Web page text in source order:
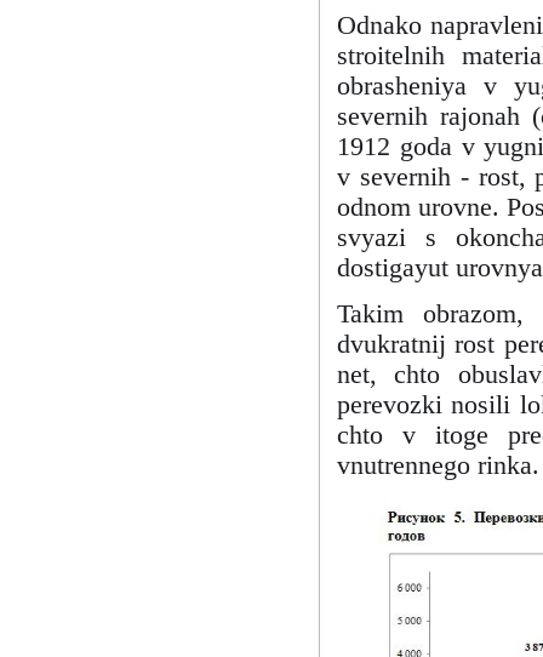
Odnako
stroitelnih
obrasheniya v
severnih rajonah
1912 goda v
v severnih - rost,
odnom urovne.
svyazi s
dostigayut
Takim
dvukratnij rost
net, chto
perevozki nosili
chto v itoge
vnutrennego rinka.